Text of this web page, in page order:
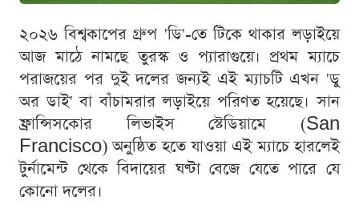
২০২৬ বিশ্বকাপের গ্রুপ 'ডি'-তে টিকে থাকার লড়াইয়ে
আজ মাঠে নামছে তুরস্ক ও প্যারাগুয়ে। প্রথম ম্যাচে
পরাজয়ের পর দুই দলের জন্যই এই ম্যাচটি এখন 'ডু
অর ডাই' বা বাঁচামরার লড়াইয়ে পরিণত হয়েছে। সান
ফ্রান্সিসকোর লিভাইস স্টেডিয়ামে (San
Francisco) অনুষ্ঠিত হতে যাওয়া এই ম্যাচে হারলেই
টুর্নামেন্ট থেকে বিদায়ের ঘণ্টা বেজে যেতে পারে যে
কোনো দলের।